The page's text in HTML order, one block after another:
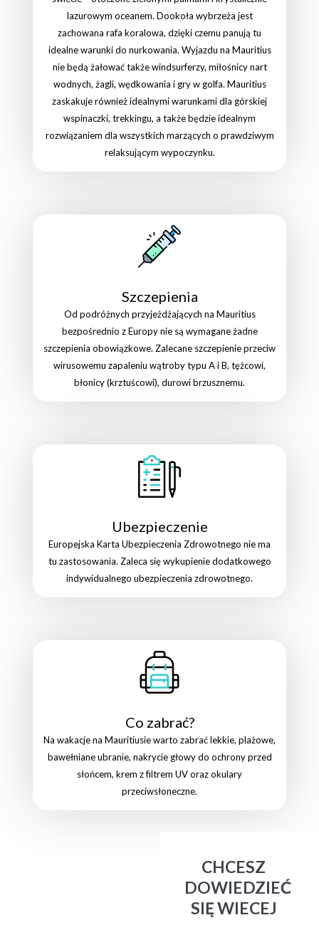
lazurowym oceanem. Dookoła wybrzeża jest
zachowana rafa koralowa, dzięki czemu panują tu
idealne warunki do nurkowania. Wyjazdu na Mauritius
nie będą żałować także windsurferzy, miłośnicy nart
wodnych, żagli, wędkowania i gry w golfa. Mauritius
zaskakuje również idealnymi warunkami dla górskiej
wspinaczki, trekkingu, a także będzie idealnym
rozwiązaniem dla wszystkich marzących o prawdziwym
relaksującym wypoczynku.
Szczepienia
Od podróżnych przyjeżdżających na Mauritius
bezpośrednio z Europy nie są wymagane żadne
szczepienia obowiązkowe. Zalecane szczepienie przeciw
wirusowemu zapaleniu wątroby typu A i B, tężcowi,
błonicy (krztuścowi), durowi brzusznemu.
Ubezpieczenie
Europejska Karta Ubezpieczenia Zdrowotnego nie ma
tu zastosowania. Zaleca się wykupienie dodatkowego
indywidualnego ubezpieczenia zdrowotnego.
Co zabrać?
Na wakacje na Mauritiusie warto zabrać lekkie, plażowe,
bawełniane ubranie, nakrycie głowy do ochrony przed
słońcem, krem z filtrem UV oraz okulary
przeciwsłoneczne.
CHCESZ
DOWIEDZIEĆ
SIĘ WIECEJ